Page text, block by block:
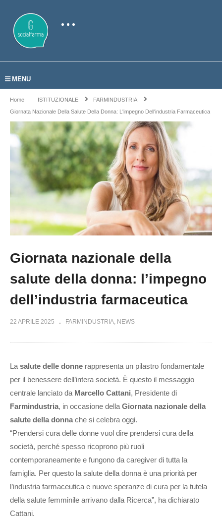
MENU
Home ISTITUZIONALE
FARMINDUSTRIA
Giornata Nazionale Della Salute Della Donna: L'impegno Dell'industria Farmaceutica
Giornata nazionale della
salute della donna: l’impegno
dell’industria farmaceutica
22 APRILE 2025 FARMINDUSTRIA NEWS
La salute delle donne rappresenta un pilastro fondamentale
per il benessere dell’intera società. È questo il messaggio
centrale lanciato da Marcello Cattani, Presidente di
Farmindustria, in occasione della Giornata nazionale della
salute della donna che si celebra oggi.
“Prendersi cura delle donne vuol dire prendersi cura della
società, perché spesso ricoprono più ruoli
contemporaneamente e fungono da caregiver di tutta la
famiglia. Per questo la salute della donna è una priorità per
l’industria farmaceutica e nuove speranze di cura per la tutela
della salute femminile arrivano dalla Ricerca”, ha dichiarato
Cattani.